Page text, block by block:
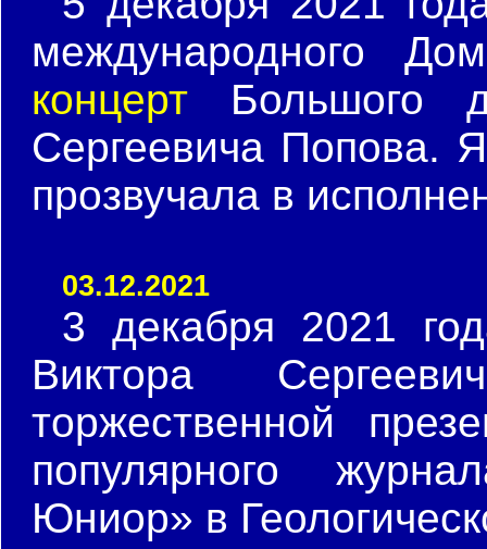
международного
концерт Большого
Сергеевича Попова.
прозвучала в
03.12.2021
3 декабря 2021
Виктора
торжественной
популярного
Юниор» в